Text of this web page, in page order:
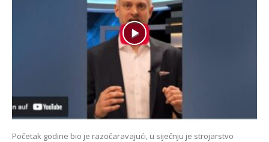
Početak godine bio je razočaravajući, u siječnju je strojarstvo